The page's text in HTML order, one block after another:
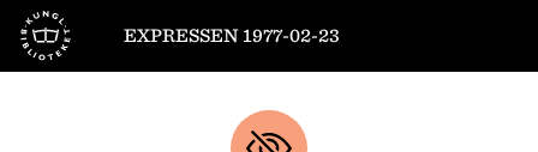
Till startsidan
EXPRESSEN 1977-02-23